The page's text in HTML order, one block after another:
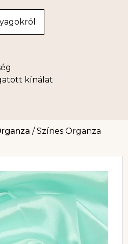
kínálat
/ Színes Organza